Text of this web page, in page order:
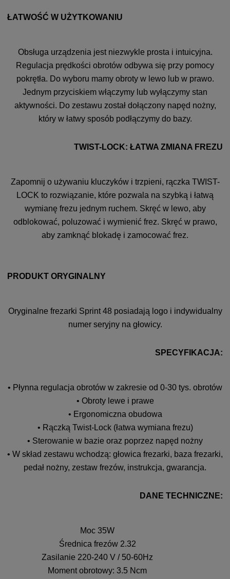
ŁATWOŚĆ W UŻYTKOWANIU
Obsługa urządzenia jest niezwykle prosta i intuicyjna.
Regulacja prędkości obrotów odbywa się przy pomocy
pokrętła. Do wyboru mamy obroty w lewo lub w prawo.
Jednym przyciskiem włączymy lub wyłączymy stan
aktywności. Do zestawu został dołączony napęd nożny,
który w łatwy sposób podłączymy do bazy.
TWIST-LOCK: ŁATWA ZMIANA FREZU
Zapomnij o używaniu kluczyków i trzpieni, rączka TWIST-
LOCK to rozwiązanie, które pozwala na szybką i łatwą
wymianę frezu jednym ruchem. Skręć w lewo, aby
odblokować, poluzować i wymienić frez. Skręć w prawo,
aby zamknąć blokadę i zamocować frez.
PRODUKT ORYGINALNY
Oryginalne frezarki Sprint 48 posiadają logo i indywidualny
numer seryjny na głowicy.
SPECYFIKACJA:
• Płynna regulacja obrotów w zakresie od 0-30 tys. obrotów
• Obroty lewe i prawe
• Ergonomiczna obudowa
• Rączką Twist-Lock (łatwa wymiana frezu)
• Sterowanie w bazie oraz poprzez napęd nożny
• W skład zestawu wchodzą: głowica frezarki, baza frezarki,
pedał nożny, zestaw frezów, instrukcja, gwarancja.
DANE TECHNICZNE:
Moc 35W
Średnica frezów 2.32
Zasilanie 220-240 V / 50-60Hz
Moment obrotowy: 3.5 Ncm